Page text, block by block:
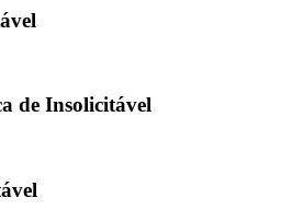
de Insolicitável